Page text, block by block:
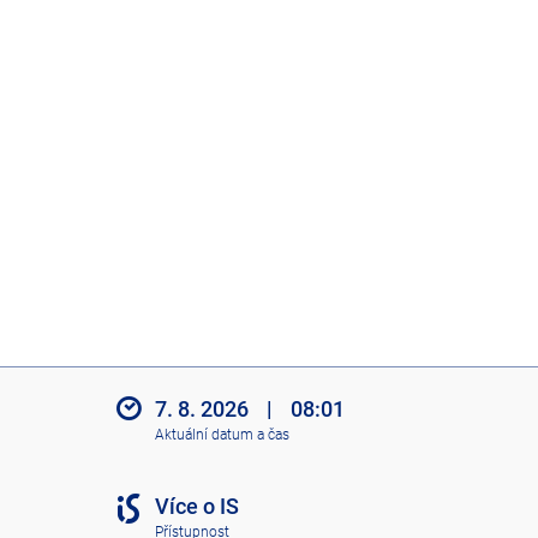
7. 8. 2026 | 08:01
Aktuální datum a čas
Více o IS
Přístupnost